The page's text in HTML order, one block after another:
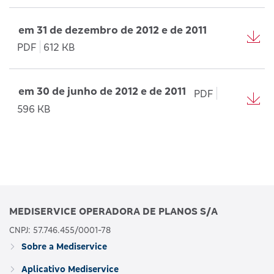
em 31 de dezembro de 2012 e de 2011
PDF
612 KB
em 30 de junho de 2012 e de 2011
PDF
596 KB
MEDISERVICE OPERADORA DE PLANOS S/A
CNPJ: 57.746.455/0001-78
Sobre a Mediservice
Aplicativo Mediservice